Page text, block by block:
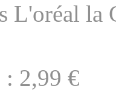
L'oréal
: 2,99 €